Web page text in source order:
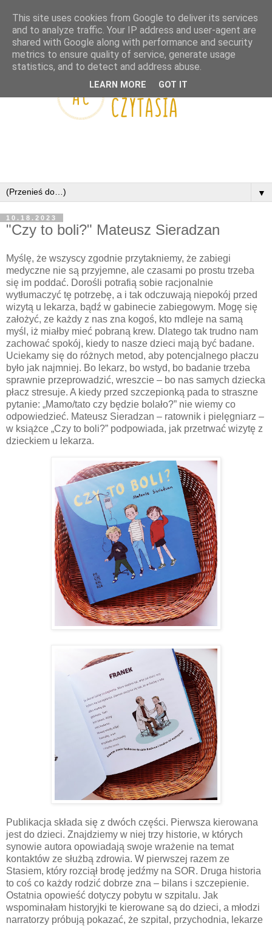
▼
10.18.2023
"Czy to boli?" Mateusz Sieradzan
Myślę, że wszyscy zgodnie przytakniemy, że zabiegi
medyczne nie są przyjemne, ale czasami po prostu trzeba
się im poddać. Dorośli potrafią sobie racjonalnie
wytłumaczyć tę potrzebę, a i tak odczuwają niepokój przed
wizytą u lekarza, bądź w gabinecie zabiegowym. Mogę się
założyć, ze każdy z nas zna kogoś, kto mdleje na samą
myśl, iż miałby mieć pobraną krew. Dlatego tak trudno nam
zachować spokój, kiedy to nasze dzieci mają być badane.
Uciekamy się do różnych metod, aby potencjalnego płaczu
było jak najmniej. Bo lekarz, bo wstyd, bo badanie trzeba
sprawnie przeprowadzić, wreszcie – bo nas samych dziecka
płacz stresuje. A kiedy przed szczepionką pada to straszne
pytanie: „Mamo/tato czy będzie bolało?” nie wiemy co
odpowiedzieć. Mateusz Sieradzan – ratownik i pielęgniarz –
w książce „Czy to boli?” podpowiada, jak przetrwać wizytę z
dzieckiem u lekarza.
Publikacja składa się z dwóch części. Pierwsza kierowana
jest do dzieci. Znajdziemy w niej trzy historie, w których
synowie autora opowiadają swoje wrażenie na temat
kontaktów ze służbą zdrowia. W pierwszej razem ze
Stasiem, który rozciął brodę jedźmy na SOR. Druga historia
to coś co każdy rodzić dobrze zna – bilans i szczepienie.
Ostatnia opowieść dotyczy pobytu w szpitalu. Jak
wspominałam historyjki te kierowane są do dzieci, a młodzi
narratorzy próbują pokazać, że szpital, przychodnia, lekarze
This site uses cookies from Google to deliver its services
and to analyze traffic. Your IP address and user-agent are
shared with Google along with performance and security
metrics to ensure quality of service, generate usage
statistics, and to detect and address abuse.
LEARN MORE GOT IT